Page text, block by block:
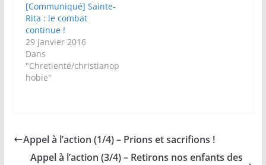
[Communiqué] Sainte-
Rita : le combat
continue !
29 janvier 2016
Dans
"Chretienté/christianop
hobie"
Appel à l’action (1/4) – Prions et sacrifions !
Appel à l’action (3/4) – Retirons nos enfants des